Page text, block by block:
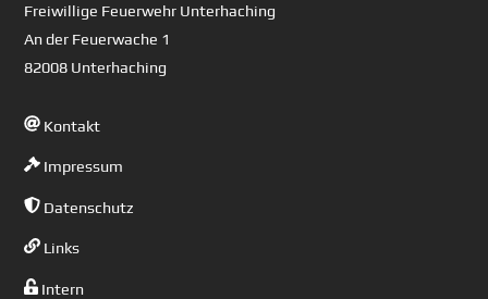
Freiwillige Feuerwehr Unterhaching
An der Feuerwache 1
82008 Unterhaching
Kontakt
Impressum
Datenschutz
Links
Intern